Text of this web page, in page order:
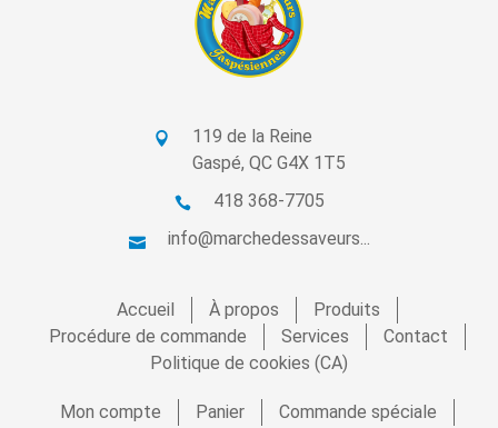
119 de la Reine
Gaspé, QC G4X 1T5
418 368-7705
info@marchedessaveurs...
Accueil À propos
Produits
Procédure de commande
Services
Contact
Politique de cookies (CA)
Mon compte Panier Commande spéciale